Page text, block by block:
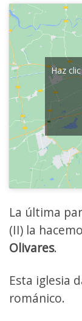
Haz
La última
(II) la
Olivares.
Esta iglesia
románico.